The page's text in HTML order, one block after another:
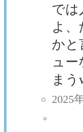
では
よ
かと
ュー
まう
2025